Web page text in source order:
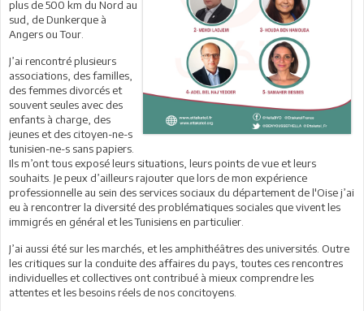
plus de 500 km du Nord au
sud, de Dunkerque à
Angers ou Tour.
J’ai rencontré plusieurs
associations, des familles,
des femmes divorcés et
souvent seules avec des
enfants à charge, des
jeunes et des citoyen-ne-s
tunisien-ne-s sans papiers.
Ils m’ont tous exposé leurs situations, leurs points de vue et leurs
souhaits. Je peux d’ailleurs rajouter que lors de mon expérience
professionnelle au sein des services sociaux du département de l'Oise j’ai
eu à rencontrer la diversité des problématiques sociales que vivent les
immigrés en général et les Tunisiens en particulier.
J’ai aussi été sur les marchés, et les amphithéâtres des universités. Outre
les critiques sur la conduite des affaires du pays, toutes ces rencontres
individuelles et collectives ont contribué à mieux comprendre les
attentes et les besoins réels de nos concitoyens.